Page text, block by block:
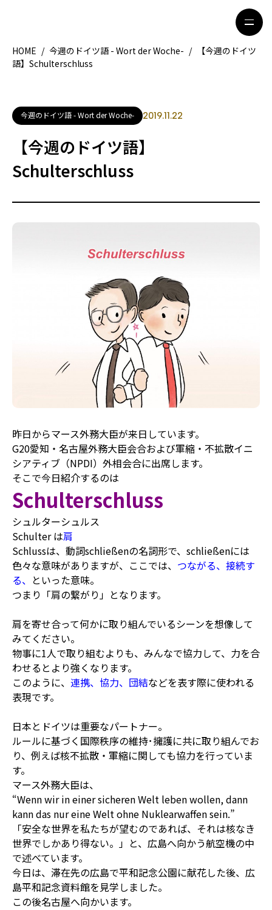
地域別ガイド
グルメ
観光ガイド
ライフスタイル
ライター募集
HOME / 今週のドイツ語 - Wort der Woche- /
【今週のドイツ
語】Schulterschluss
今週のドイツ語 - Wort der Woche- 2019.11.22
【今週のドイツ語】
Schulterschluss
昨日からマース外務大臣が来日しています。
G20愛知・名古屋外務大臣会合および軍縮・不拡散イニ
シアティブ（NPDI）外相会合に出席します。
そこで今日紹介するのは
Schulterschluss
シュルターシュルス
Schulter は肩
Schlussは、動詞schließenの名詞形で、schließenには
色々な意味がありますが、ここでは、 つながる、接続す
る、 といった意味。
つまり「肩の繋がり」となります。
肩を寄せ合って何かに取り組んでいるシーンを想像して
みてください。
物事に1人で取り組むよりも、みんなで協力して、力を合
わせるとより強くなります。
このように、 連携、協力、団結などを表す際に使われる
表現です。
日本とドイツは重要なパートナー。
ルールに基づく国際秩序の維持･擁護に共に取り組んでお
り、例えば核不拡散・軍縮に関しても協力を行っていま
す。
マース外務大臣は、
“Wenn wir in einer sicheren Welt leben wollen, dann
kann das nur eine Welt ohne Nuklearwaffen sein.”
「安全な世界を私たちが望むのであれば、 それは核なき
世界でしかあり得ない。」と、広島へ向かう航空機の中
で述べています。
今日は、滞在先の広島で平和記念公園に献花した後、広
島平和記念資料館を見学しました。
この後名古屋へ向かいます。